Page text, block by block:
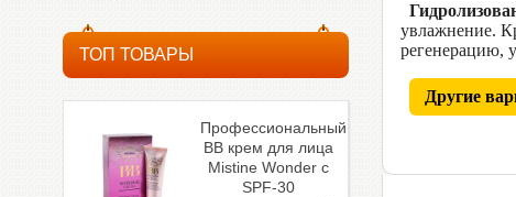
ТОП ТОВАРЫ
Профессиональный
ВВ крем для лица
Mistine Wonder c
SPF-30
увлажнение.
регенерацию,
Другие